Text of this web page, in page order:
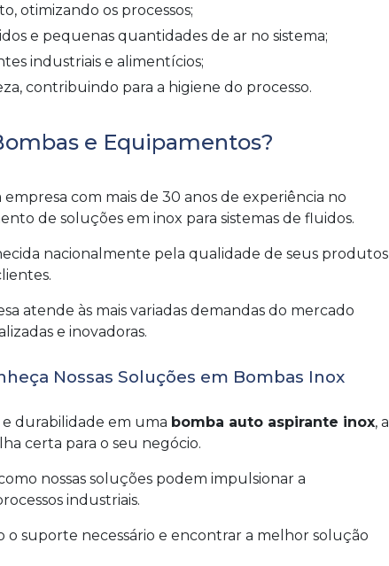
otimizando os processos;
e pequenas quantidades de ar no sistema;
industriais e alimentícios;
contribuindo para a higiene do processo.
e Equipamentos?
com mais de 30 anos de experiência no
de soluções em inox para sistemas de fluidos.
nacionalmente pela qualidade de seus produtos
atende às mais variadas demandas do mercado
e inovadoras.
Nossas Soluções em Bombas Inox
durabilidade em uma bomba auto aspirante inox, a
certa para o seu negócio.
nossas soluções podem impulsionar a
industriais.
o suporte necessário e encontrar a melhor solução